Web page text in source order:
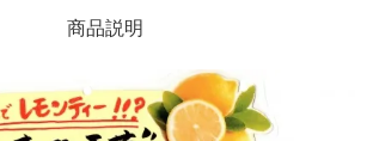
商品説明